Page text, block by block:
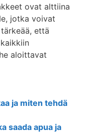
ovat alttiina
jotka voivat
että
aloittavat
ja miten tehdä
saada apua ja